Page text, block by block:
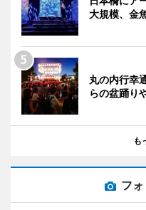
大規模、金
丸の内行幸
らの盆踊り
も
フ